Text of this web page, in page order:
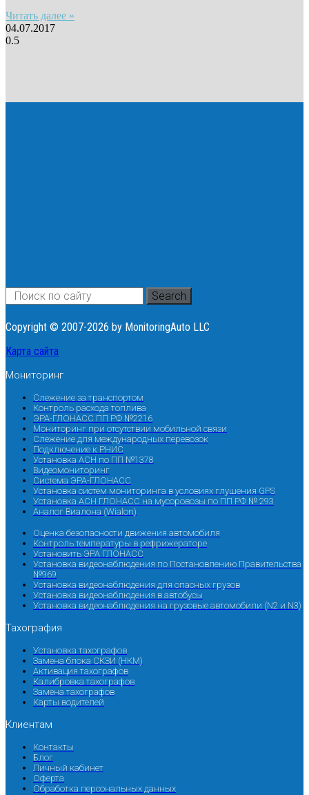
Читать далее »
04.07.2017
Search
Copyright © 2007-2026 by MonitoringAuto LLC
Карта сайта
Мониторинг
Слежение за транспортом
Контроль расхода топлива
ЭРА-ГЛОНАСС ПП РФ №2216
Мониторинг при отсутствии мобильной связи
Слежение для международных перевозок
Подключение к РНИС
Установка АСН по ПП №1378
Видеомониторинг
Система ЭРА-ГЛОНАСС
Установка систем мониторинга в условиях глушения GPS
Установка АСН ГЛОНАСС на мусоровозы по ПП РФ № 293
Аналог Виалона (Wialon)
Оценка безопасности движения автомобиля
Контроль температуры в рефрижераторе
Установить ЭРА ГЛОНАСС
Установка видеонаблюдения по Постановлению Правительства
№969
Установка видеонаблюдения для опасных грузов
Установка видеонаблюдения в автобусы
Установка видеонаблюдения на грузовые автомобили (N2 и N3)
Тахография
Установка тахографов
Замена блока СКЗИ (НКМ)
Активация тахографов
Калибровка тахографов
Замена тахографов
Карты водителей
Клиентам
Контакты
Блог
Личный кабинет
Оферта
Обработка персональных данных